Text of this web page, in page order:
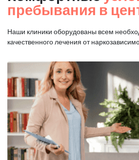
пребывания в
Наши клиники оборудованы всем
качественного лечения от